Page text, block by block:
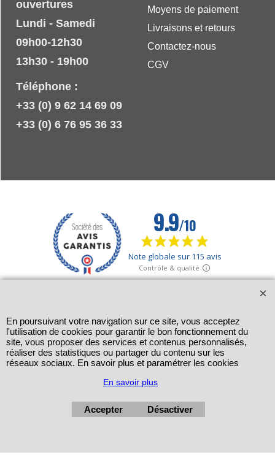
Moyens de paiement
Livraisons et retours
Contactez-nous
CGV
ouvertures
Lundi - Samedi
09h00-12h30
13h30 - 19h00
Téléphone :
+33 (0) 9 62 14 69 09
+33 (0) 6 76 95 36 33
En poursuivant votre navigation sur ce site, vous acceptez
l'utilisation de cookies pour garantir le bon fonctionnement du
site, vous proposer des services et contenus personnalisés,
réaliser des statistiques ou partager du contenu sur les
réseaux sociaux. En savoir plus et paramétrer les cookies
En savoir plus
Accepter Désactiver